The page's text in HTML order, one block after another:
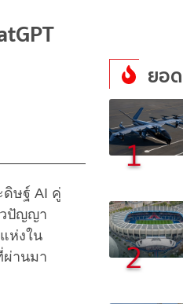
ษฐ์ AI คู่
วปัญญา
ห่งใน
ผ่านมา
ยอ
1
2